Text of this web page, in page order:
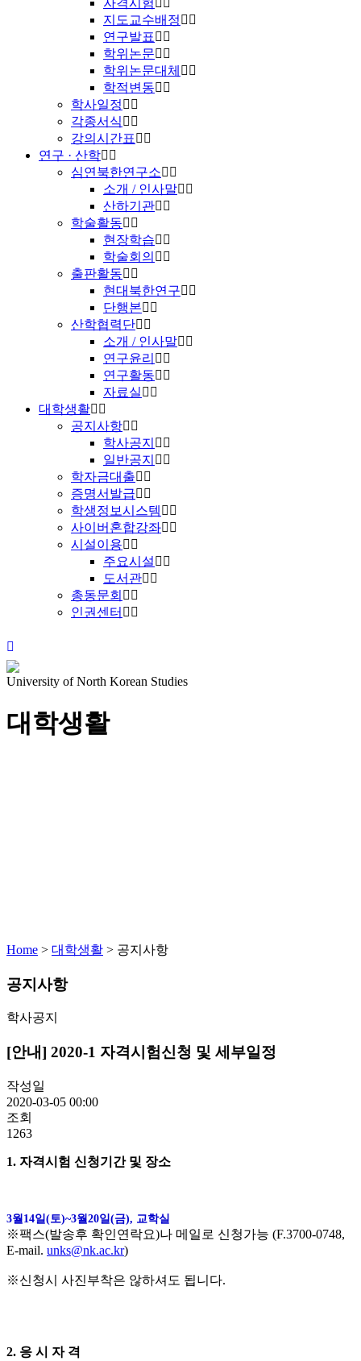
자격시험
지도교수배정
연구발표
학위논문
학위논문대체
학적변동
학사일정
각종서식
강의시간표
연구 · 산학
심연북한연구소
소개 / 인사말
산하기관
학술활동
현장학습
학술회의
출판활동
현대북한연구
단행본
산학협력단
소개 / 인사말
연구윤리
연구활동
자료실
대학생활
공지사항
학사공지
일반공지
학자금대출
증명서발급
학생정보시스템
사이버혼합강좌
시설이용
주요시설
도서관
총동문회
인권센터
University of North Korean Studies
대학생활
Home > 대학생활 > 공지사항
공지사항
학사공지
[안내] 2020-1 자격시험신청 및 세부일정
작성일
2020-03-05 00:00
조회
1263
1. 자격시험 신청기간 및 장소
3월14일(토)~3월20일(금), 교학실
※팩스(발송후 확인연락요)나 메일로 신청가능 (F.3700-0748,
E-mail. unks@nk.ac.kr)
※신청시 사진부착은 않하셔도 됩니다.
2. 응 시 자 격